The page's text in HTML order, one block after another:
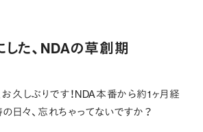
した、NDAの草創期
お久しぶりです！NDA本番から約1ヶ月経
日々、忘れちゃってないですか？